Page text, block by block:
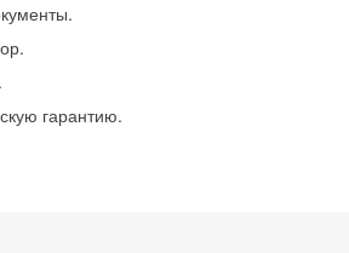
гарантию.